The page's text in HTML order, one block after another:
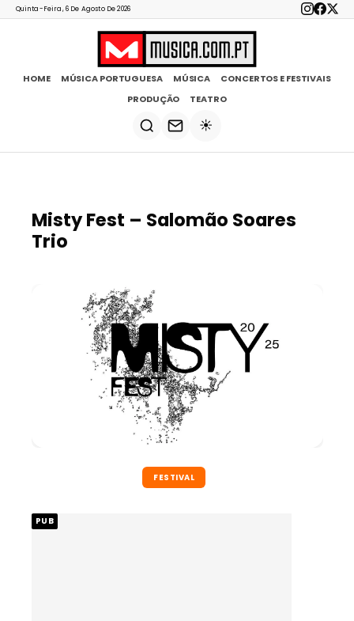
Quinta-Feira, 6 De Agosto De 2026
HOME MÚSICA PORTUGUESA MÚSICA
CONCERTOS E FESTIVAIS
PRODUÇÃO
TEATRO
☀️
Misty Fest – Salomão Soares
Trio
FESTIVAL
PUB